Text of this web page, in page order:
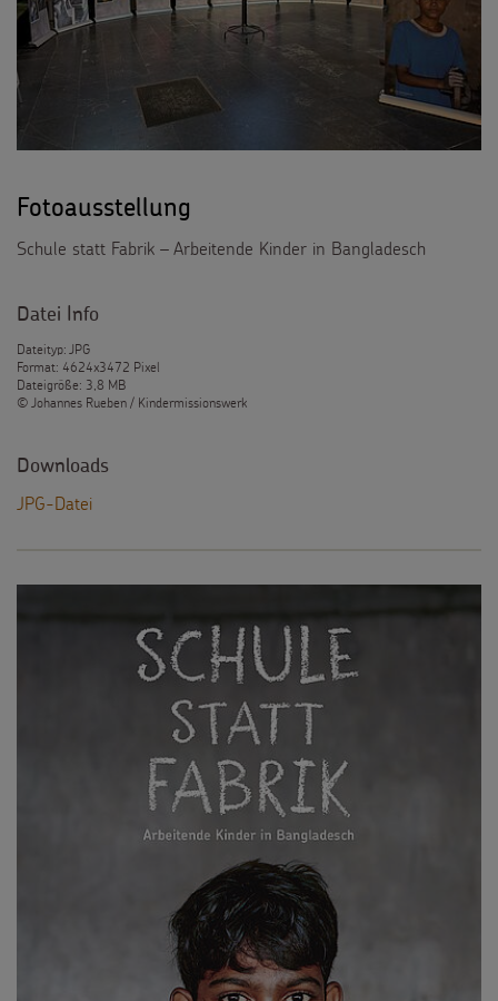
Fotoausstellung
Schule statt Fabrik – Arbeitende Kinder in Bangladesch
Datei Info
Dateityp: JPG
Format: 4624x3472 Pixel
Dateigröße: 3,8 MB
© Johannes Rueben / Kindermissionswerk
Downloads
JPG-Datei